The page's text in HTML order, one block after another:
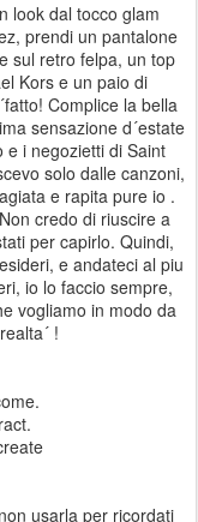
look dal tocco glam
prendi un pantalone
sul retro felpa, un top
Kors e un paio di
Complice la bella
sensazione d´estate
i negozietti di Saint
solo dalle canzoni,
e rapita pure io .
credo di riuscire a
per capirlo. Quindi,
e andateci al piu
io lo faccio sempre,
vogliamo in modo da
!
usarla per ricordati